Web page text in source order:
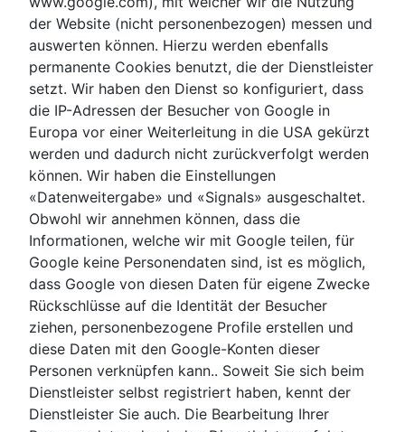
der Website (nicht personenbezogen) messen und
auswerten können. Hierzu werden ebenfalls
permanente Cookies benutzt, die der Dienstleister
setzt. Wir haben den Dienst so konfiguriert, dass
die IP-Adressen der Besucher von Google in
Europa vor einer Weiterleitung in die USA gekürzt
werden und dadurch nicht zurückverfolgt werden
können. Wir haben die Einstellungen
«Datenweitergabe» und «Signals» ausgeschaltet.
Obwohl wir annehmen können, dass die
Informationen, welche wir mit Google teilen, für
Google keine Personendaten sind, ist es möglich,
dass Google von diesen Daten für eigene Zwecke
Rückschlüsse auf die Identität der Besucher
ziehen, personenbezogene Profile erstellen und
diese Daten mit den Google-Konten dieser
Personen verknüpfen kann.. Soweit Sie sich beim
Dienstleister selbst registriert haben, kennt der
Dienstleister Sie auch. Die Bearbeitung Ihrer